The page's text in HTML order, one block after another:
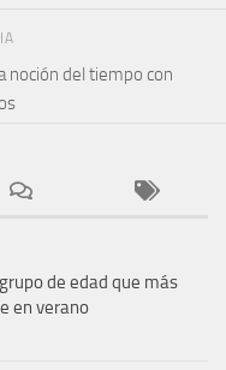
noción del tiempo con
de edad que más
en verano